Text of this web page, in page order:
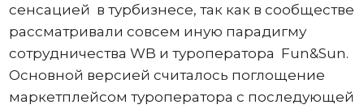
сенсацией в турбизнесе, так как в сообществе
рассматривали совсем иную парадигму
сотрудничества WB и туроператора Fun&Sun.
Основной версией считалось поглощение
маркетплейсом туроператора с последующей